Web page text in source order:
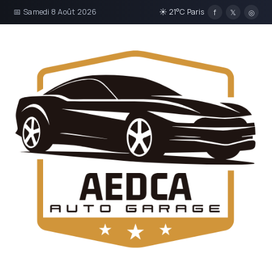
📅 Samedi 8 Août 2026 ☀ 21°C Paris f 𝕏 ◎